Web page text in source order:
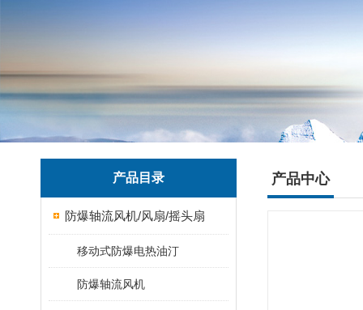
产品目录
防爆轴流风机/风扇/摇头扇
移动式防爆电热油汀
防爆轴流风机
产品中心